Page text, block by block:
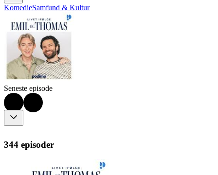
KomedieSamfund & Kultur
Seneste episode
344 episoder